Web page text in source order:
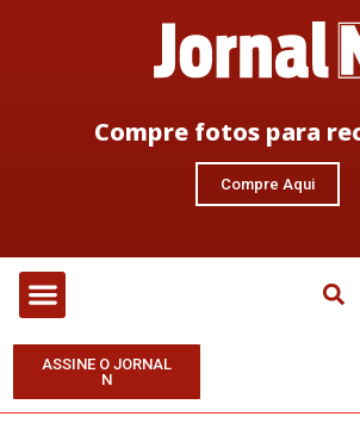
Compre fotos para
Compre Aqui
ASSINE O JORNAL
N